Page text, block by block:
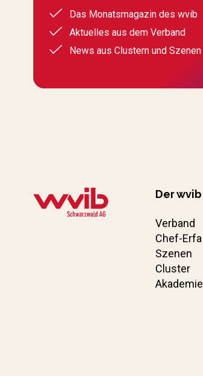
Das Monatsmagazin des wvib
Aktuelles aus dem Verband
News aus Clustern und Szenen
Der wvib
Verband
Chef-Erfa
Szenen
Cluster
Akademie